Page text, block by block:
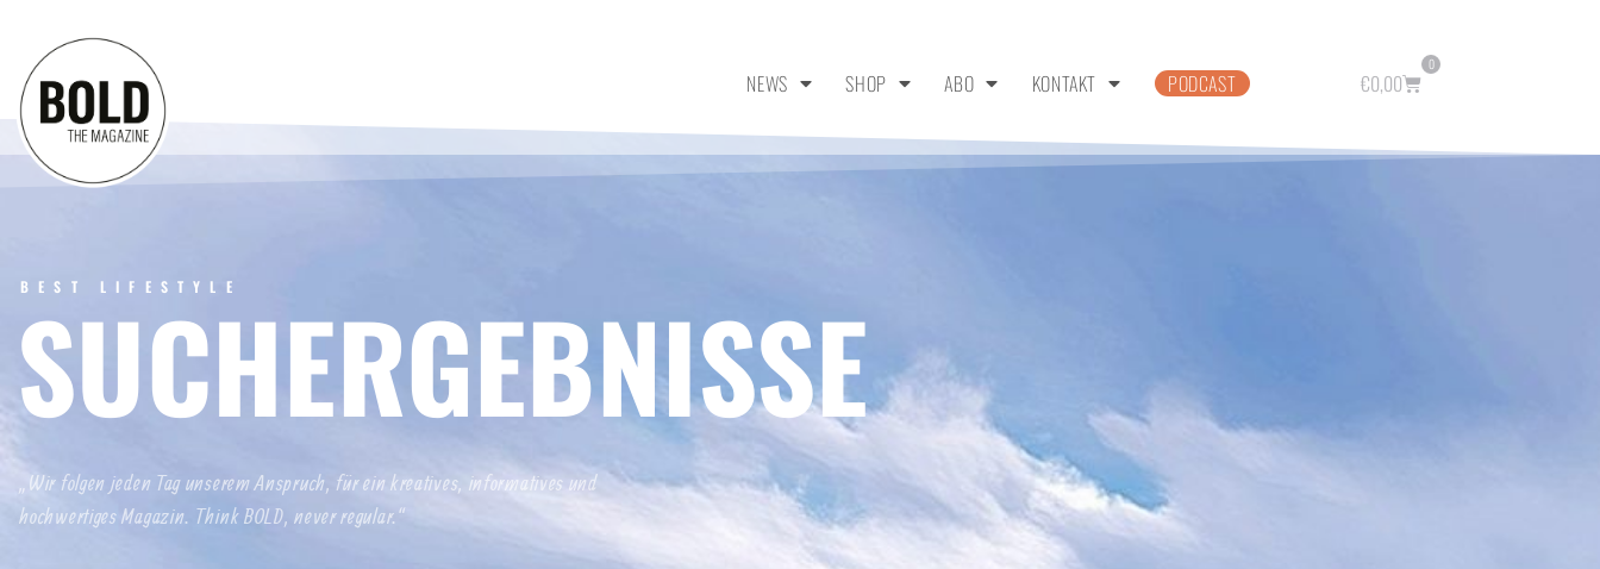
NEWS SHOP ABO KONTAKT PODCAST €0,00
0
BEST LIFESTYLE
SUCHERGEBNISSE
„Wir folgen jeden Tag unserem Anspruch, für ein kreatives, informatives und
hochwertiges Magazin. Think BOLD, never regular.“